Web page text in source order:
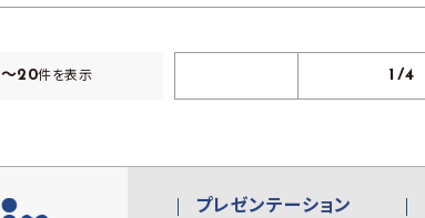
1～20件を表示 1/4
プレゼンテーション